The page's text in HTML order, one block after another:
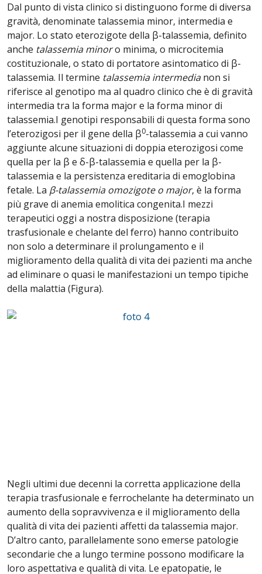
Dal punto di vista clinico si distinguono forme di diversa
gravità, denominate talassemia minor, intermedia e
major. Lo stato eterozigote della β-talassemia, definito
anche talassemia minoro minima, o microcitemia
costituzionale, o stato di portatore asintomatico di β-
talassemia. Il termine talassemia intermedianon si
riferisce al genotipo ma al quadro clinico che è di gravità
intermedia tra la forma major e la forma minor di
talassemia.I genotipi responsabili di questa forma sono
l’eterozigosi per il gene della β0-talassemia a cui vanno
aggiunte alcune situazioni di doppia eterozigosi come
quella per la β e δ-β-talassemia e quella per la β-
talassemia e la persistenza ereditaria di emoglobina
fetale. La β-talassemia omozigote o major, è la forma
più grave di anemia emolitica congenita.I mezzi
terapeutici oggi a nostra disposizione (terapia
trasfusionale e chelante del ferro) hanno contribuito
non solo a determinare il prolungamento e il
miglioramento della qualità di vita dei pazienti ma anche
ad eliminare o quasi le manifestazioni un tempo tipiche
della malattia (Figura).
Negli ultimi due decenni la corretta applicazione della
terapia trasfusionale e ferrochelante ha determinato un
aumento della sopravvivenza e il miglioramento della
qualità di vita dei pazienti affetti da talassemia major.
D’altro canto, parallelamente sono emerse patologie
secondarie che a lungo termine possono modificare la
loro aspettativa e qualità di vita. Le epatopatie, le